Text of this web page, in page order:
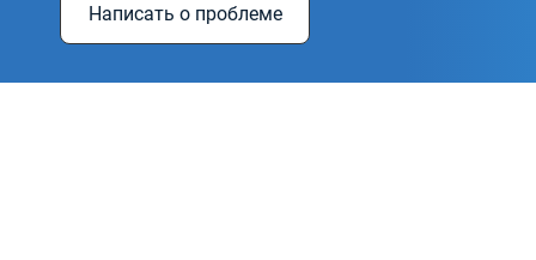
Написать о проблеме